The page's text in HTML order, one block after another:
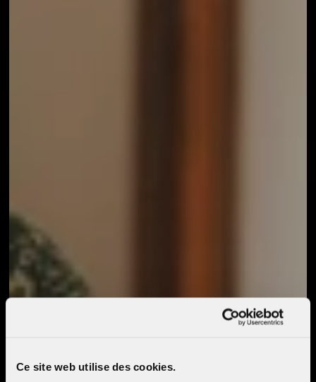
Ce site web utilise des cookies.